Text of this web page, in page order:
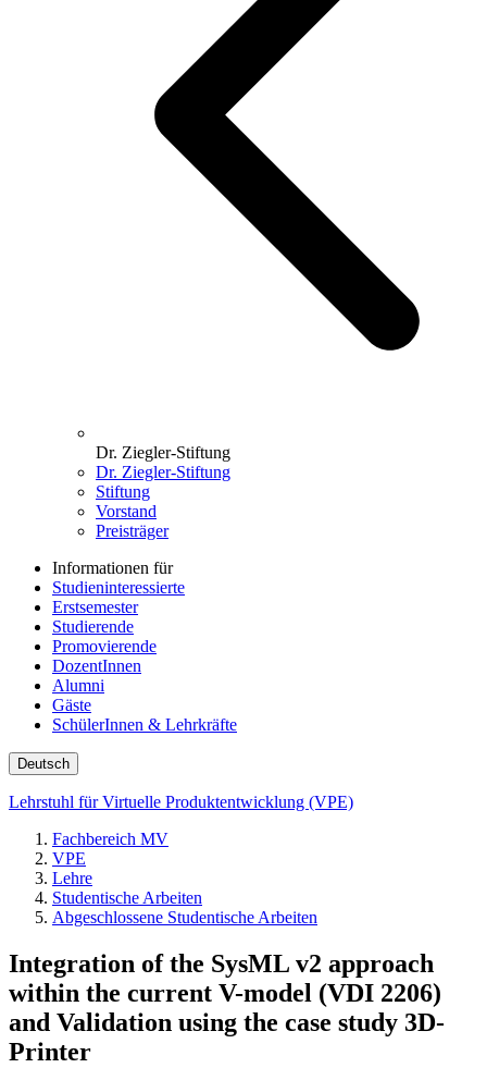
Dr. Ziegler-Stiftung
Dr. Ziegler-Stiftung
Stiftung
Vorstand
Preisträger
Informationen für
Studieninteressierte
Erstsemester
Studierende
Promovierende
DozentInnen
Alumni
Gäste
SchülerInnen & Lehrkräfte
Deutsch
Lehrstuhl für Virtuelle Produktentwicklung (VPE)
Fachbereich MV
VPE
Lehre
Studentische Arbeiten
Abgeschlossene Studentische Arbeiten
Integration of the SysML v2 approach
within the current V-model (VDI 2206)
and Validation using the case study 3D-
Printer